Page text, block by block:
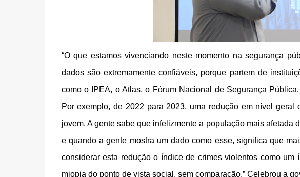
“O que estamos vivenciando neste momento na segurança
dados são extremamente confiáveis, porque partem de
como o IPEA, o Atlas, o Fórum Nacional de Segurança
Por exemplo, de 2022 para 2023, uma redução em nível
jovem. A gente sabe que infelizmente a população mais afetada
e quando a gente mostra um dado como esse, significa que
considerar esta redução o índice de crimes violentos como
miopia do ponto de vista social, sem comparação.” Celebrou a